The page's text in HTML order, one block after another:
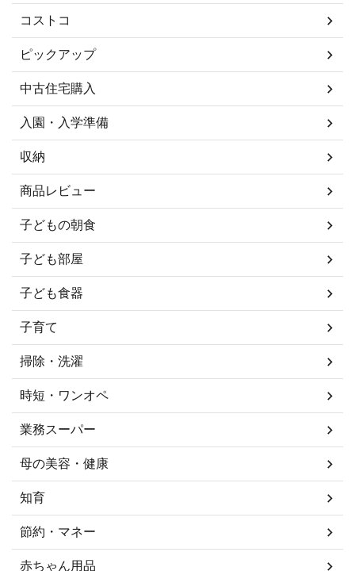
コストコ
ピックアップ
中古住宅購入
入園・入学準備
収納
商品レビュー
子どもの朝食
子ども部屋
子ども食器
子育て
掃除・洗濯
時短・ワンオペ
業務スーパー
母の美容・健康
知育
節約・マネー
赤ちゃん用品